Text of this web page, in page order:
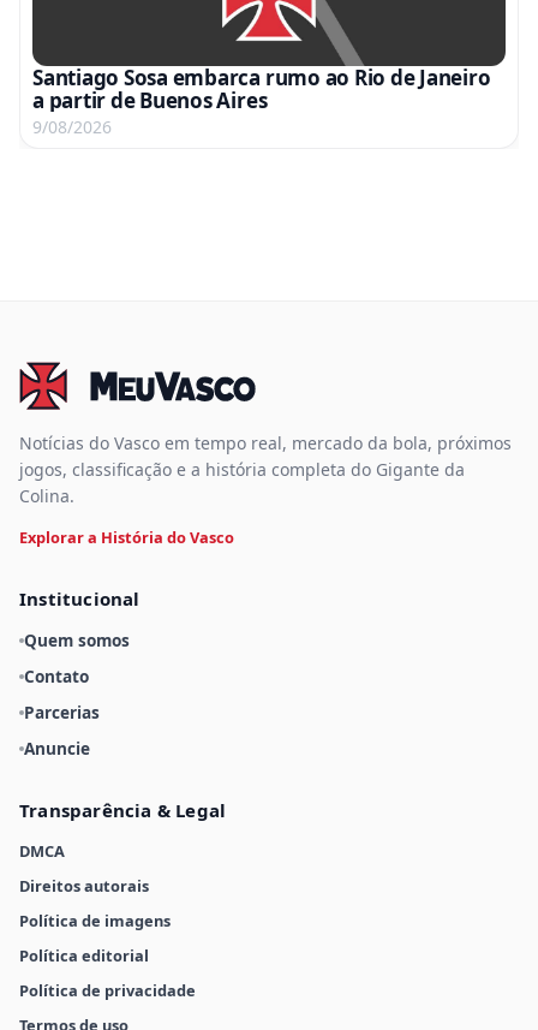
Santiago Sosa embarca rumo ao Rio de Janeiro
a partir de Buenos Aires
9/08/2026
Notícias do Vasco em tempo real, mercado da bola, próximos
jogos, classificação e a história completa do Gigante da
Colina.
Explorar a História do Vasco
Institucional
Quem somos
Contato
Parcerias
Anuncie
Transparência & Legal
DMCA
Direitos autorais
Política de imagens
Política editorial
Política de privacidade
Termos de uso